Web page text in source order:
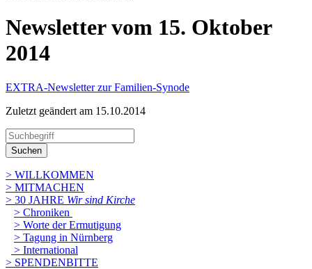
Newsletter vom 15. Oktober
2014
EXTRA-Newsletter zur Familien-Synode
Zuletzt geändert am 15­.10.2014
Suchen
> WILLKOMMEN
> MITMACHEN
> 30 JAHRE Wir sind Kirche
> Chroniken
> Worte der Ermutigung
> Tagung in Nürnberg
> International
> SPENDENBITTE